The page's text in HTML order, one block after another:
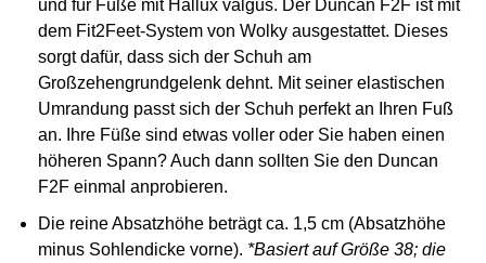
und für Füße mit Hallux valgus. Der Duncan F2F ist mit
dem Fit2Feet-System von Wolky ausgestattet. Dieses
sorgt dafür, dass sich der Schuh am
Großzehengrundgelenk dehnt. Mit seiner elastischen
Umrandung passt sich der Schuh perfekt an Ihren Fuß
an. Ihre Füße sind etwas voller oder Sie haben einen
höheren Spann? Auch dann sollten Sie den Duncan
F2F einmal anprobieren.
Die reine Absatzhöhe beträgt ca. 1,5 cm (Absatzhöhe
minus Sohlendicke vorne). *Basiert auf Größe 38; die